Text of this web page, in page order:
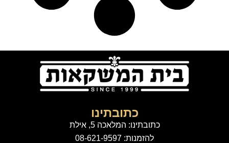
כתובתינו
כתובתינו: המלאכה 5, אילת
להזמנות: 08-621-9597